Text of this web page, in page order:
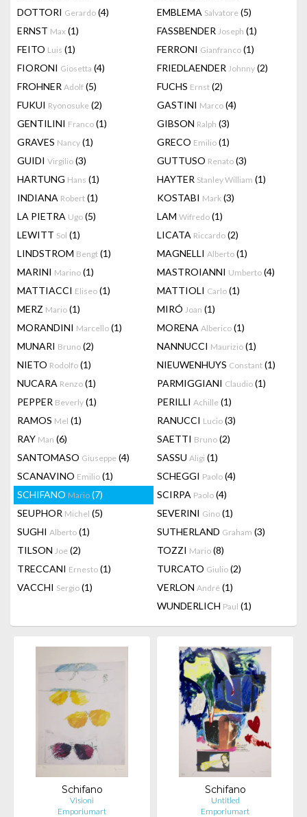
DOTTORI Gerardo (4) EMBLEMA Salvatore (5)
ERNST Max (1) FASSBENDER Joseph (1)
FEITO Luis (1) FERRONI Gianfranco (1)
FIORONI Giosetta (4) FRIEDLAENDER Johnny (2)
FROHNER Adolf (5) FUCHS Ernst (2)
FUKUI Ryonosuke (2) GASTINI Marco (4)
GENTILINI Franco (1) GIBSON Ralph (3)
GRAVES Nancy (1) GRECO Emilio (1)
GUIDI Virgilio (3) GUTTUSO Renato (3)
HARTUNG Hans (1) HAYTER Stanley William (1)
INDIANA Robert (1) KOSTABI Mark (3)
LA PIETRA Ugo (5) LAM Wifredo (1)
LEWITT Sol (1) LICATA Riccardo (2)
LINDSTROM Bengt (1) MAGNELLI Alberto (1)
MARINI Marino (1) MASTROIANNI Umberto (4)
MATTIACCI Eliseo (1) MATTIOLI Carlo (1)
MERZ Mario (1) MIRÓ Joan (1)
MORANDINI Marcello (1) MORENA Alberico (1)
MUNARI Bruno (2) NANNUCCI Maurizio (1)
NIETO Rodolfo (1) NIEUWENHUYS Constant (1)
NUCARA Renzo (1) PARMIGGIANI Claudio (1)
PEPPER Beverly (1) PERILLI Achille (1)
RAMOS Mel (1) RANUCCI Lucio (3)
RAY Man (6) SAETTI Bruno (2)
SANTOMASO Giuseppe (4) SASSU Aligi (1)
SCANAVINO Emilio (1) SCHEGGI Paolo (4)
SCHIFANO Mario (7) SCIRPA Paolo (4)
SEUPHOR Michel (5) SEVERINI Gino (1)
SUGHI Alberto (1) SUTHERLAND Graham (3)
TILSON Joe (2) TOZZI Mario (8)
TRECCANI Ernesto (1) TURCATO Giulio (2)
VACCHI Sergio (1) VERLON André (1)
WUNDERLICH Paul (1)
Schifano
Visioni
Emporiumart
Schifano
Untitled
Emporiumart